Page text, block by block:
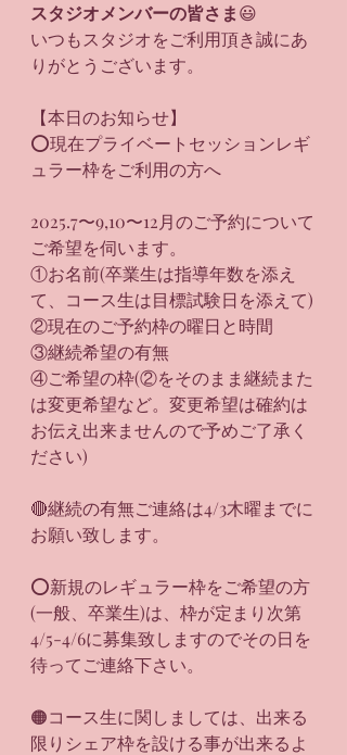
スタジオメンバーの皆さま😃
いつもスタジオをご利用頂き誠にあ
りがとうございます。
【本日のお知らせ】
⭕️現在プライベートセッションレギ
ュラー枠をご利用の方へ
2025.7〜9,10〜12月のご予約について
ご希望を伺います。
①お名前(卒業生は指導年数を添え
て、コース生は目標試験日を添えて)
②現在のご予約枠の曜日と時間
③継続希望の有無
④ご希望の枠(②をそのまま継続また
は変更希望など。変更希望は確約は
お伝え出来ませんので予めご了承く
ださい)
🔴継続の有無ご連絡は4/3木曜までに
お願い致します。
⭕️新規のレギュラー枠をご希望の方
(一般、卒業生)は、枠が定まり次第
4/5-4/6に募集致しますのでその日を
待ってご連絡下さい。
🟠コース生に関しましては、出来る
限りシェア枠を設ける事が出来るよ